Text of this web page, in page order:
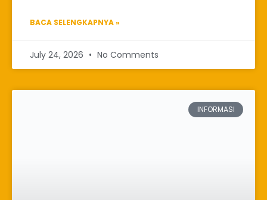
BACA SELENGKAPNYA »
July 24, 2026 No Comments
INFORMASI